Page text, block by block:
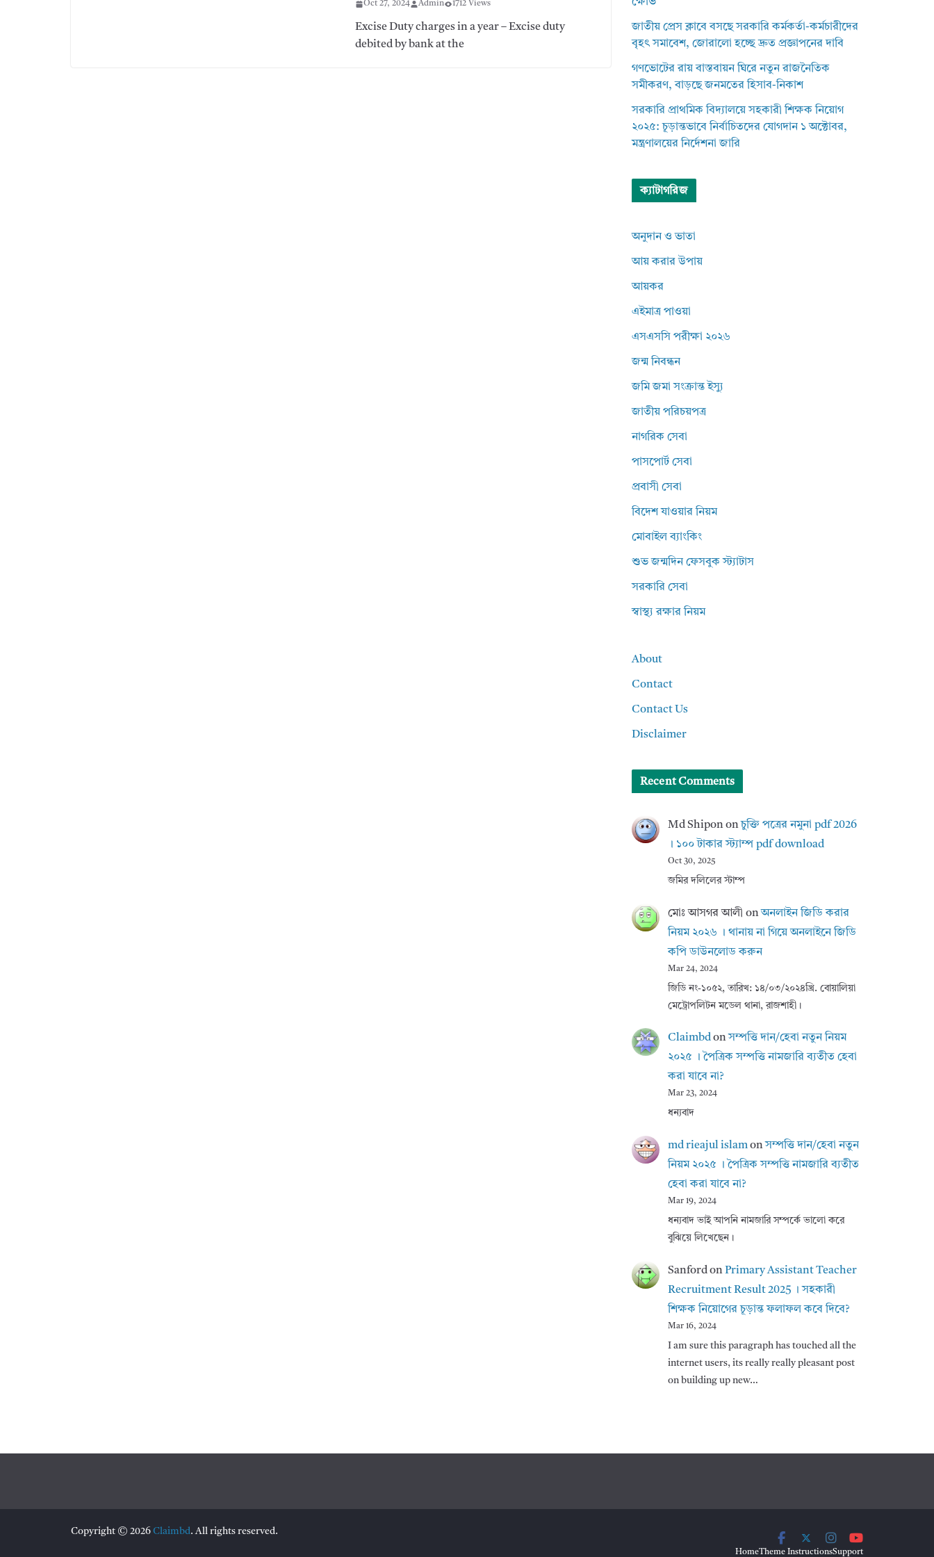
Oct 27, 2024 Admin 1712 Views
Excise Duty charges in a year – Excise duty
debited by bank at the
জাতীয় প্রেস ক্লাবে বসছে সরকারি কর্মকর্তা-কর্মচারীদের
বৃহৎ সমাবেশ, জোরালো হচ্ছে দ্রুত প্রজ্ঞাপনের দাবি
গণভোটের রায় বাস্তবায়ন ঘিরে নতুন রাজনৈতিক
সমীকরণ, বাড়ছে জনমতের হিসাব-নিকাশ
সরকারি প্রাথমিক বিদ্যালয়ে সহকারী শিক্ষক নিয়োগ
২০২৫: চূড়ান্তভাবে নির্বাচিতদের যোগদান ১ অক্টোবর,
মন্ত্রণালয়ের নির্দেশনা জারি
ক্যাটাগরিজ
অনুদান ও ভাতা
আয় করার উপায়
আয়কর
এইমাত্র পাওয়া
এসএসসি পরীক্ষা ২০২৬
জন্ম নিবন্ধন
জমি জমা সংক্রান্ত ইস্যু
জাতীয় পরিচয়পত্র
নাগরিক সেবা
পাসপোর্ট সেবা
প্রবাসী সেবা
বিদেশ যাওয়ার নিয়ম
মোবাইল ব্যাংকিং
শুভ জন্মদিন ফেসবুক স্ট্যাটাস
সরকারি সেবা
স্বাস্থ্য রক্ষার নিয়ম
About
Contact
Contact Us
Disclaimer
Recent Comments
Md Shipononচুক্তি পত্রের নমুনা pdf 2026
। ১০০ টাকার স্ট্যাম্প pdf download
Oct 30, 2025
জমির দলিলের স্টাম্প
মোঃ আসগর আলী onঅনলাইন জিডি করার
নিয়ম ২০২৬ । থানায় না গিয়ে অনলাইনে জিডি
কপি ডাউনলোড করুন
Mar 24, 2024
জিডি নং-১০৫২, তারিখ: ১৪/০৩/২০২৪খ্রি. বোয়ালিয়া
মেট্রোপলিটন মডেল থানা, রাজশাহী।
Claimbdonসম্পত্তি দান/হেবা নতুন নিয়ম
২০২৫ । পৈত্রিক সম্পত্তি নামজারি ব্যতীত হেবা
করা যাবে না?
Mar 23, 2024
ধন্যবাদ
md rieajul islamonসম্পত্তি দান/হেবা নতুন
নিয়ম ২০২৫ । পৈত্রিক সম্পত্তি নামজারি ব্যতীত
হেবা করা যাবে না?
Mar 19, 2024
ধন্যবাদ ভাই আপনি নামজারি সম্পর্কে ভালো করে
বুঝিয়ে লিখেছেন।
SanfordonPrimary Assistant Teacher
Recruitment Result 2025 । সহকারী
শিক্ষক নিয়োগের চূড়ান্ত ফলাফল কবে দিবে?
Mar 16, 2024
I am sure this paragraph has touched all the
internet users, its really really pleasant post
on building up new…
HomeTheme InstructionsSupport
Copyright © 2026 Claimbd . All rights reserved.